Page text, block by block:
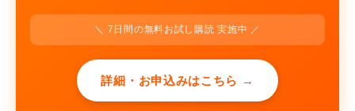
＼ 7日間の無料お試し購読 実施中 ／
詳細・お申込みはこちら →